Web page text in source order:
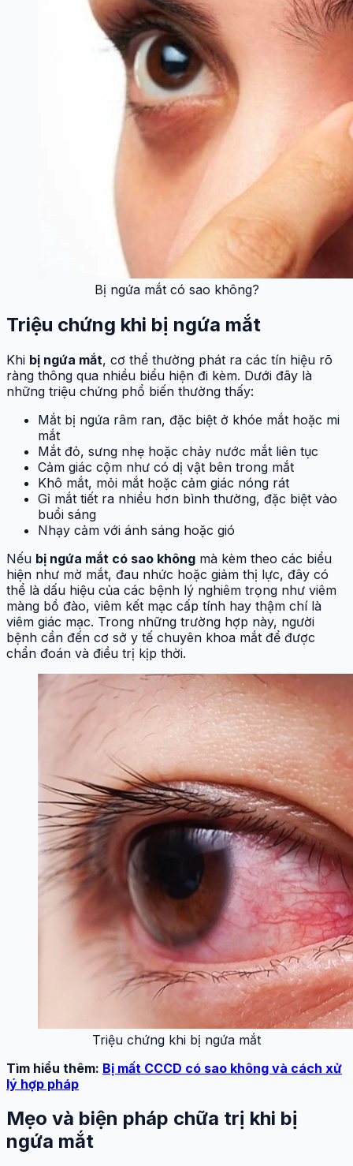
Bị ngứa mắt có sao không?
Triệu chứng khi bị ngứa mắt
Khi bị ngứa mắt, cơ thể thường phát ra các tín hiệu rõ
ràng thông qua nhiều biểu hiện đi kèm. Dưới đây là
những triệu chứng phổ biến thường thấy:
Mắt bị ngứa râm ran, đặc biệt ở khóe mắt hoặc mi
mắt
Mắt đỏ, sưng nhẹ hoặc chảy nước mắt liên tục
Cảm giác cộm như có dị vật bên trong mắt
Khô mắt, mỏi mắt hoặc cảm giác nóng rát
Gỉ mắt tiết ra nhiều hơn bình thường, đặc biệt vào
buổi sáng
Nhạy cảm với ánh sáng hoặc gió
Nếu bị ngứa mắt có sao không mà kèm theo các biểu
hiện như mờ mắt, đau nhức hoặc giảm thị lực, đây có
thể là dấu hiệu của các bệnh lý nghiêm trọng như viêm
màng bồ đào, viêm kết mạc cấp tính hay thậm chí là
viêm giác mạc. Trong những trường hợp này, người
bệnh cần đến cơ sở y tế chuyên khoa mắt để được
chẩn đoán và điều trị kịp thời.
Triệu chứng khi bị ngứa mắt
Tìm hiểu thêm: Bị mất CCCD có sao không và cách xử
lý hợp pháp
Mẹo và biện pháp chữa trị khi bị
ngứa mắt